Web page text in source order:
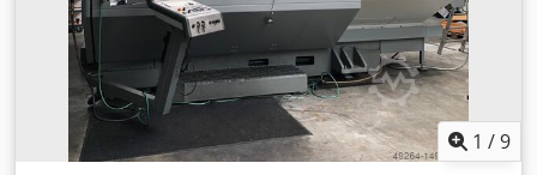
mm - Anchura de paletas: 1000 mm Dksdpfx Akey Ez Elezsr
- Número de paletas: 2 - Espacio requerido -
izquierda/derecha-: 6400 mm - Espacio requerido -
delante/detrás-: 6900 mm - Altura total: 4000 mm - Peso
total aprox.: 26000 kg Control HEIDENHAIN TNC 426 La
máquina está en muy buen estado y disponible de
inmediato.
1 /9